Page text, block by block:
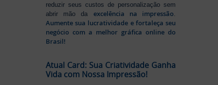
reduzir seus custos de personalização sem
abrir mão da excelência na impressão
Aumente sua lucratividade e fortaleça seu
negócio com a melhor gráfica online do
Brasil!
Atual Card: Sua Criatividade Ganha
Vida com Nossa Impressão!